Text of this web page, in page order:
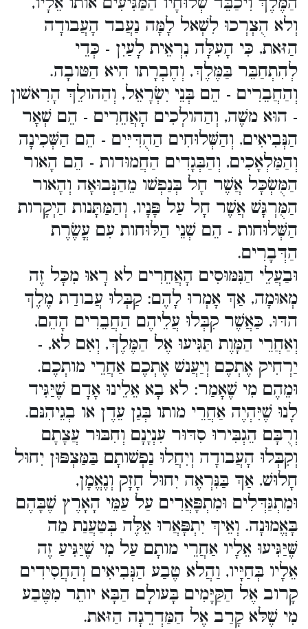
וְלא הֻצְרְכוּ לִשְׁאל לָמָּה נַעֲבד הָעֲבודָה
הַזּאת, כִּי הָעִלָּה נִרְאֵית לָעַיִן - כְּדֵי
לְהִתְחַבֵּר בַּמֶּלֶךְ, וְחֶבְרָתו הִיא הַטּובָה.
וְהַחֲבֵרִים - הֵם בְּנֵי יִשְׂרָאֵל, וְהַהולֵךְ הָרִאשׁון
- הוּא משֶׁה, וְהַהולְכִים הָאֲחֵרִים - הֵם שְׁאָר
הַנְּבִיאִים, וְהַשְּׁלוּחִים הַהֻדִּיִּים - הֵם הַשְּׁכִינָה
וְהַמַּלְאָכִים, וְהַבְּגָדִים הַחֲמוּדות - הֵם הָאור
הַמֻּשְׂכָּל אֲשֶׁר חָל בְּנַפְשׁו מֵהַנְּבוּאָה וְהָאור
הַמֻּרְגָּשׁ אֲשֶׁר חָל עַל פָּנָיו, וְהַמַּתָּנות הַיְקָרות
הַשְּׁלוּחות - הֵם שְׁנֵי הַלּוּחות עִם עֳשֶׂרֶת
הַדְּבָרִים.
וּבַעֲלֵי הַנִּמּוּסִים הָאֲחֵרִים לא רָאוּ מִכָּל זֶה
מְאוּמָה, אַךְ אָמְרוּ לָהֶם: קַבְּלוּ עֲבודַת מֶלֶךְ
הדּוּ, כַּאֲשֶׁר קִבְּלוּ עֲלֵיהֶם הַחֲבֵרִים הָהֵם,
וְאַחֲרֵי הַמָּוֶת תַּגִּיעוּ אֶל הַמֶּלֶךְ, וְאִם לא, -
יַרְחִיק אֶתְכֶם וְיַעֲנשׁ אֶתְכֶם אַחֲרֵי מותְכֶם.
וּמֵהֶם מִי שֶׁאָמַר: לא בָא אֵלֵינוּ אָדָם שֶׁיַּגִּיד
לָנוּ שֶׁיִּהְיֶה אַחֲרֵי מותו בְּגַן עֵדֶן או בְגֵיהִנּם.
וְרֻבָּם הֵגְבִּירוּ סִדּוּר עִנְיָנָם וְחִבּוּר עֲצָתָם
וְקִבְּלוּ הָעֲבודָה וְיִחֲלוּ נַפְשׁותָם בַּמַּצְפּוּן יִחוּל
חָלוּשׁ, אַךְ בַּנִּרְאֶה יִחוּל חָזָק וְנֶאֱמָן,
וּמִתְגַּדְּלִים וּמִתְפָּאֲרִים עַל עַמֵּי הָאָרֶץ שֶׁבָּהֶם
בָּאֱמוּנָה. וְאֵיךְ יִתְפָּאֲרוּ אֵלֶּה בְּטַעֲנַת מַה
שֶּׁיַּגִּיעוּ אֵלָיו אַחֲרֵי מותָם עַל מִי שֶׁיַּגִּיעַ זֶה
אֵלָיו בְּחַיָּיו, וַהֲלא טֶבַע הַנְּבִיאִים וְהַחֲסִידִים
קָרוב אֶל הַקַּיָּמִים בָּעולָם הַבָּא יותֵר מִטֶּבַע
מִי שֶׁלּא קָרַב אֶל הַמַּדְרֵגָה הַזּאת.